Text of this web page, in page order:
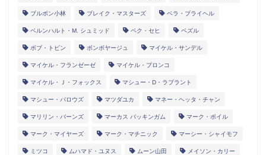
ブルボン小林 ブレイク・マスターズ ベラ・ブライヘル
ベルンハルト・M. シュミッド ペク・セヒ ペズル
ボブ・トビン ボンボヤージュ マイケル・サンデル
マイケル・フランゼーゼ マイケル・プロンコ
マイケル・Ｊ・フォックス マシュー・D・ラプラント
マシュー・バロウズ マツダユカ マネー・ヘッタ・チャン
マリリン・バーンズ マーカス バッキンガム マーク・ボイル
マーク・マイヤーズ マーク・マチニック マーシー・シャイモフ
ミツコ ムハマド・ユヌス ムーン山田 メイソン・カリー